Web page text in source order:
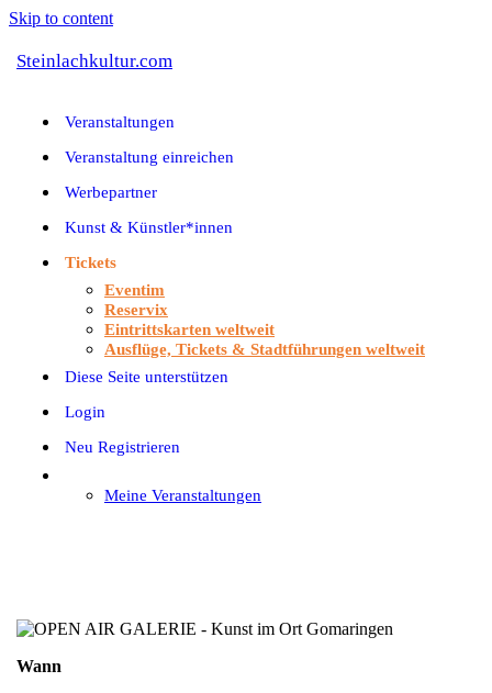
Skip to content
Steinlachkultur.com
Veranstaltungen
Veranstaltung einreichen
Werbepartner
Kunst & Künstler*innen
Tickets
Eventim
Reservix
Eintrittskarten weltweit
Ausflüge, Tickets & Stadtführungen weltweit
Diese Seite unterstützen
Login
Neu Registrieren
Meine Veranstaltungen
Wann